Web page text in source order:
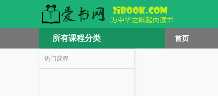
所有课程分类 首页
热门课程